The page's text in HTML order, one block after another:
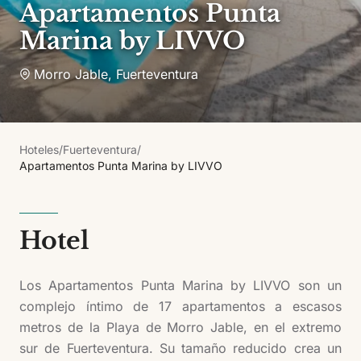
Apartamentos Punta
Marina by LIVVO
Morro Jable, Fuerteventura
Hoteles/Fuerteventura/
Apartamentos Punta Marina by LIVVO
Hotel
Los Apartamentos Punta Marina by LIVVO son un
complejo íntimo de 17 apartamentos a escasos
metros de la Playa de Morro Jable, en el extremo
sur de Fuerteventura. Su tamaño reducido crea un